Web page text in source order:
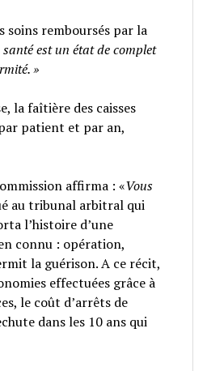
soins remboursés par la
est un état de complet
»
la faîtière des caisses
patient et par an,
affirma : «Vous
au tribunal arbitral qui
l’histoire d’une
connu : opération,
la guérison. A ce récit,
effectuées grâce à
le coût d’arrêts de
dans les 10 ans qui